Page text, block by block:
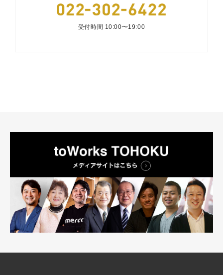
受付時間 10:00〜19:00